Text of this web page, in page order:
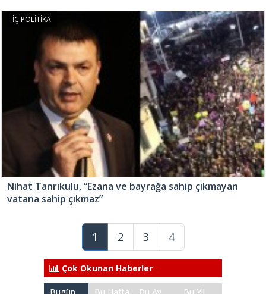
İÇ POLİTİKA
Nihat Tanrıkulu, “Ezana ve bayrağa sahip çıkmayan
vatana sahip çıkmaz”
1 2 3 4
Çok Okunan Haberler
Bugün Bu Hafta Bu Ay Bu Yıl